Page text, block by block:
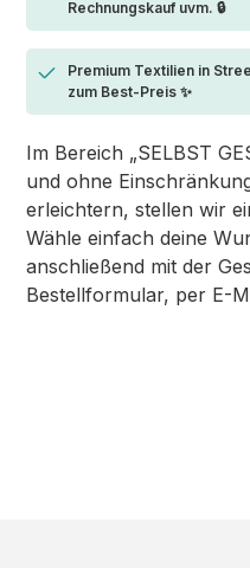
Rechnungskauf uvm. 🔒
Premium Textilien in
zum Best-Preis ✨
Im Bereich „SELBST
und ohne
erleichtern, stellen wir
Wähle einfach deine
anschließend mit der
Bestellformular, per E-